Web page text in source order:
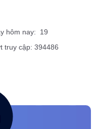
hôm nay: 19
truy cập: 394486